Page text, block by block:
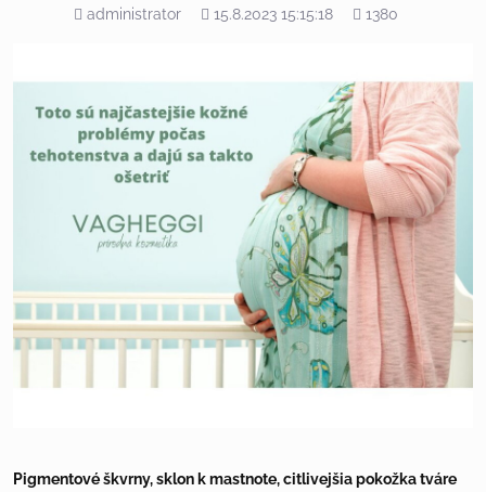
Pridal
administrator Pridané
15.8.2023 15:15:18
Počet
1380
Pigmentové škvrny, sklon k mastnote, citlivejšia pokožka tváre